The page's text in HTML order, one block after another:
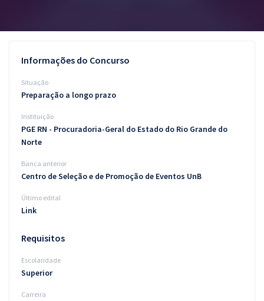
Blog
Aprovados
Informações do Concurso
Situação
Preparação a longo prazo
Instituição
PGE RN - Procuradoria-Geral do Estado do Rio Grande do
Norte
Banca anterior
Centro de Seleção e de Promoção de Eventos UnB
Último edital
Link
Requisitos
Escolaridade
Superior
Carreira